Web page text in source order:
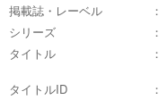
掲載誌・レーベル
シリーズ
タイトル
タイトルID